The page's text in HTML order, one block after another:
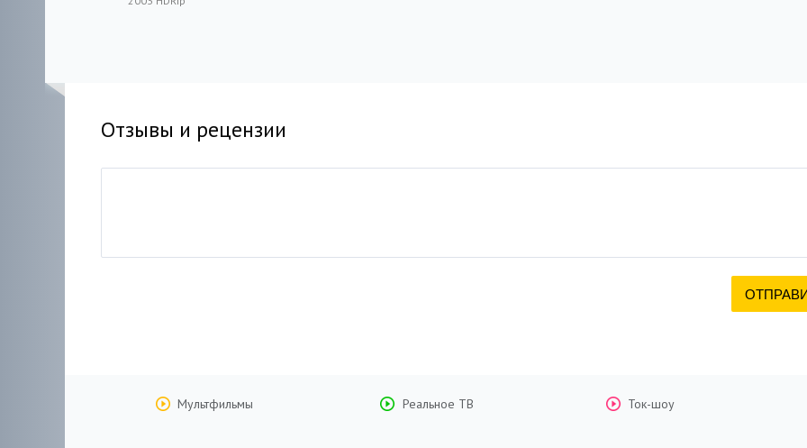
Отзывы и рецензии
Мультфильмы Реальное ТВ Ток-шоу